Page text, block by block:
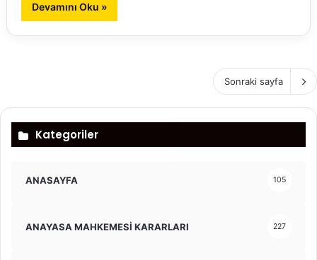
Devamını Oku »
Sonraki sayfa
Kategoriler
ANASAYFA 105
ANAYASA MAHKEMESİ KARARLARI 227